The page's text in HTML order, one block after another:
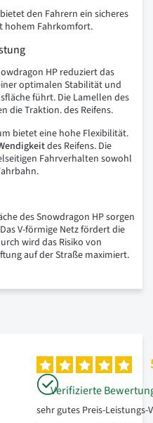
den Fahrern ein sicheres
hohem Fahrkomfort.
HP reduziert das
optimalen Stabilität und
führt. Die Lamellen des
die Traktion.des Reifens.
bietet eine hohe Flexibilität.
des Reifens. Die
Fahrverhalten sowohl
des Snowdragon HP sorgen
V-förmige Netz fördert die
wird das Risiko von
auf der Straße maximiert.
Verifizierte
sehr gutes Preis-Leistungs-